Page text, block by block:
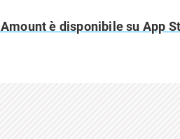
Amount è disponibile su App